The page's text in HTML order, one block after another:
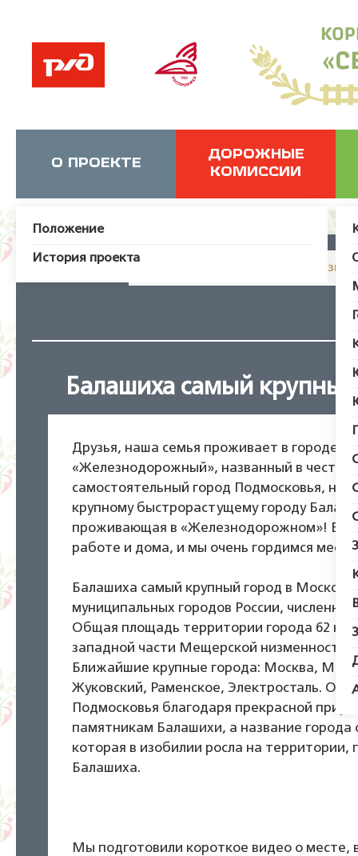
О ПРОЕКТЕ
Положение
История проекта
ДОРОЖНЫЕ
КОМИССИИ
JUser: :_load: Не удалось
Балашиха самый
Друзья, наша семья проживает в городе
«Железнодорожный», названный в честь
самостоятельный город Подмосковья, но
крупному быстрорастущему городу
проживающая в «Железнодорожном»! Вот
работе и дома, и мы очень гордимся
Балашиха самый крупный город в
муниципальных городов России,
Общая площадь территории города 62
западной части Мещерской низменности,
Ближайшие крупные города: Москва,
Жуковский, Раменское, Электросталь.
Подмосковья благодаря прекрасной
памятникам Балашихи, а название города
которая в изобилии росла на территории,
Балашиха.
Мы подготовили короткое видео о месте,